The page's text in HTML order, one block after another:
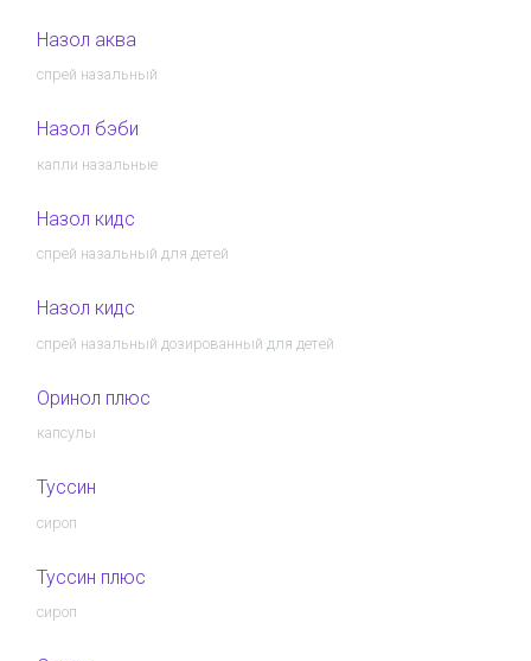
Назол аква
спрей назальный
Назол бэби
капли назальные
Назол кидс
спрей назальный для детей
Назол кидс
спрей назальный дозированный для детей
Оринол плюс
капсулы
Туссин
сироп
Туссин плюс
сироп